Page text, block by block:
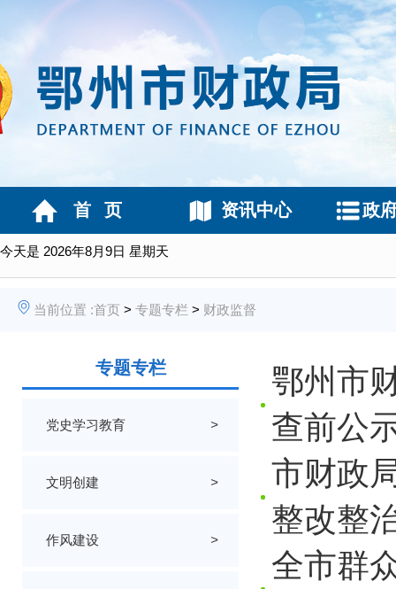
今天是 2026年8月9日 星期天
首 页 资讯中心 政
当前位置 :首页 > 专题专栏 > 财政监督
专题专栏
党史学习教育 >
文明创建 >
作风建设 >
鄂州市
查前公
市财政
整改整
全市群